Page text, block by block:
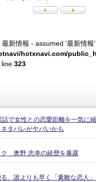
新情報 - assumed '最新情
hotxnavi.com/
line 323
で女性との恋愛距離を一気に
タバレがヤバいかも
ク 奥野 忠幸の経歴を暴露
、誰よりも早く「素敵な恋人